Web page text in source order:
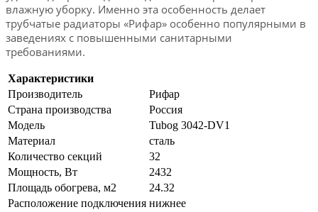
влажную уборку. Именно эта особенность делает
трубчатые радиаторы «Рифар» особенно популярными в
заведениях с повышенными санитарными
требованиями.
Характеристики
Производитель
Рифар
Страна производства
Россия
Модель
Tubog 3042-DV1
Материал
сталь
Количество секций
32
Мощность, Вт
2432
Площадь обогрева, м2
24.32
Расположение подключения нижнее